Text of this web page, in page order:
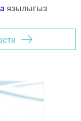
язылыгыз